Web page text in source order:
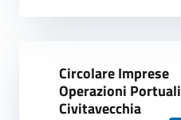
Circolare Imprese
Operazioni Portuali
Civitavecchia